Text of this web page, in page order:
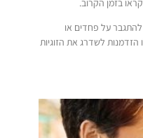
בזמן הקרוב.
להתגבר על פחדים או
הזדמנות לשדרג את הזוגיות